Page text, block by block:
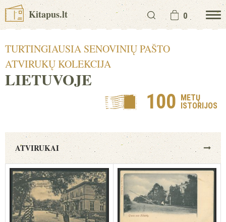
Kitapus.lt 0
TURTINGIAUSIA SENOVINIŲ PAŠTO
ATVIRUKŲ KOLEKCIJA
LIETUVOJE
100 METŲ
ISTORIJOS
ATVIRUKAI